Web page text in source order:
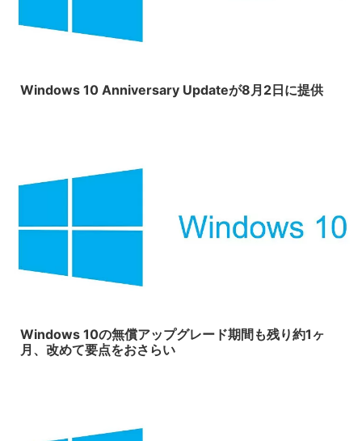
Windows 10 Anniversary Updateが8月2日に提供
Windows 10の無償アップグレード期間も残り約1ヶ
月、改めて要点をおさらい